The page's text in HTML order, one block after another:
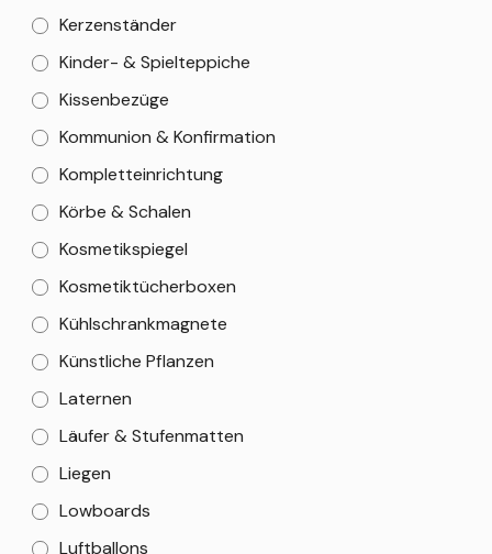
Kerzenständer
Kinder- & Spielteppiche
Kissenbezüge
Kommunion & Konfirmation
Kompletteinrichtung
Körbe & Schalen
Kosmetikspiegel
Kosmetiktücherboxen
Kühlschrankmagnete
Künstliche Pflanzen
Laternen
Läufer & Stufenmatten
Liegen
Lowboards
Luftballons